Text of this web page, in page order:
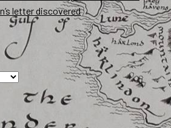
letter discovered